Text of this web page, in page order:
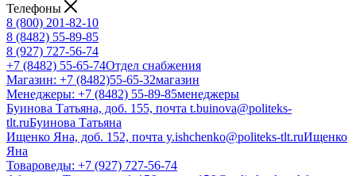
Телефоны
8 (800) 201-82-10
8 (8482) 55-89-85
8 (927) 727-56-74
+7 (8482) 55-65-74Отдел снабжения
Магазин: +7 (8482)55-65-32магазин
Менеджеры: +7 (8482) 55-89-85менеджеры
Буинова Татьяна, доб. 155, почта t.buinova@politeks-
tlt.ruБуинова Татьяна
Ищенко Яна, доб. 152, почта y.ishchenko@politeks-tlt.ruИщенко
Яна
Товароведы: +7 (927) 727-56-74